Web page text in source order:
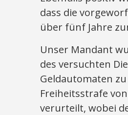
dass die
über fünf Jahre
Unser Mandant
des versuchten
Geldautomaten
Freiheitsstrafe
verurteilt, wobei